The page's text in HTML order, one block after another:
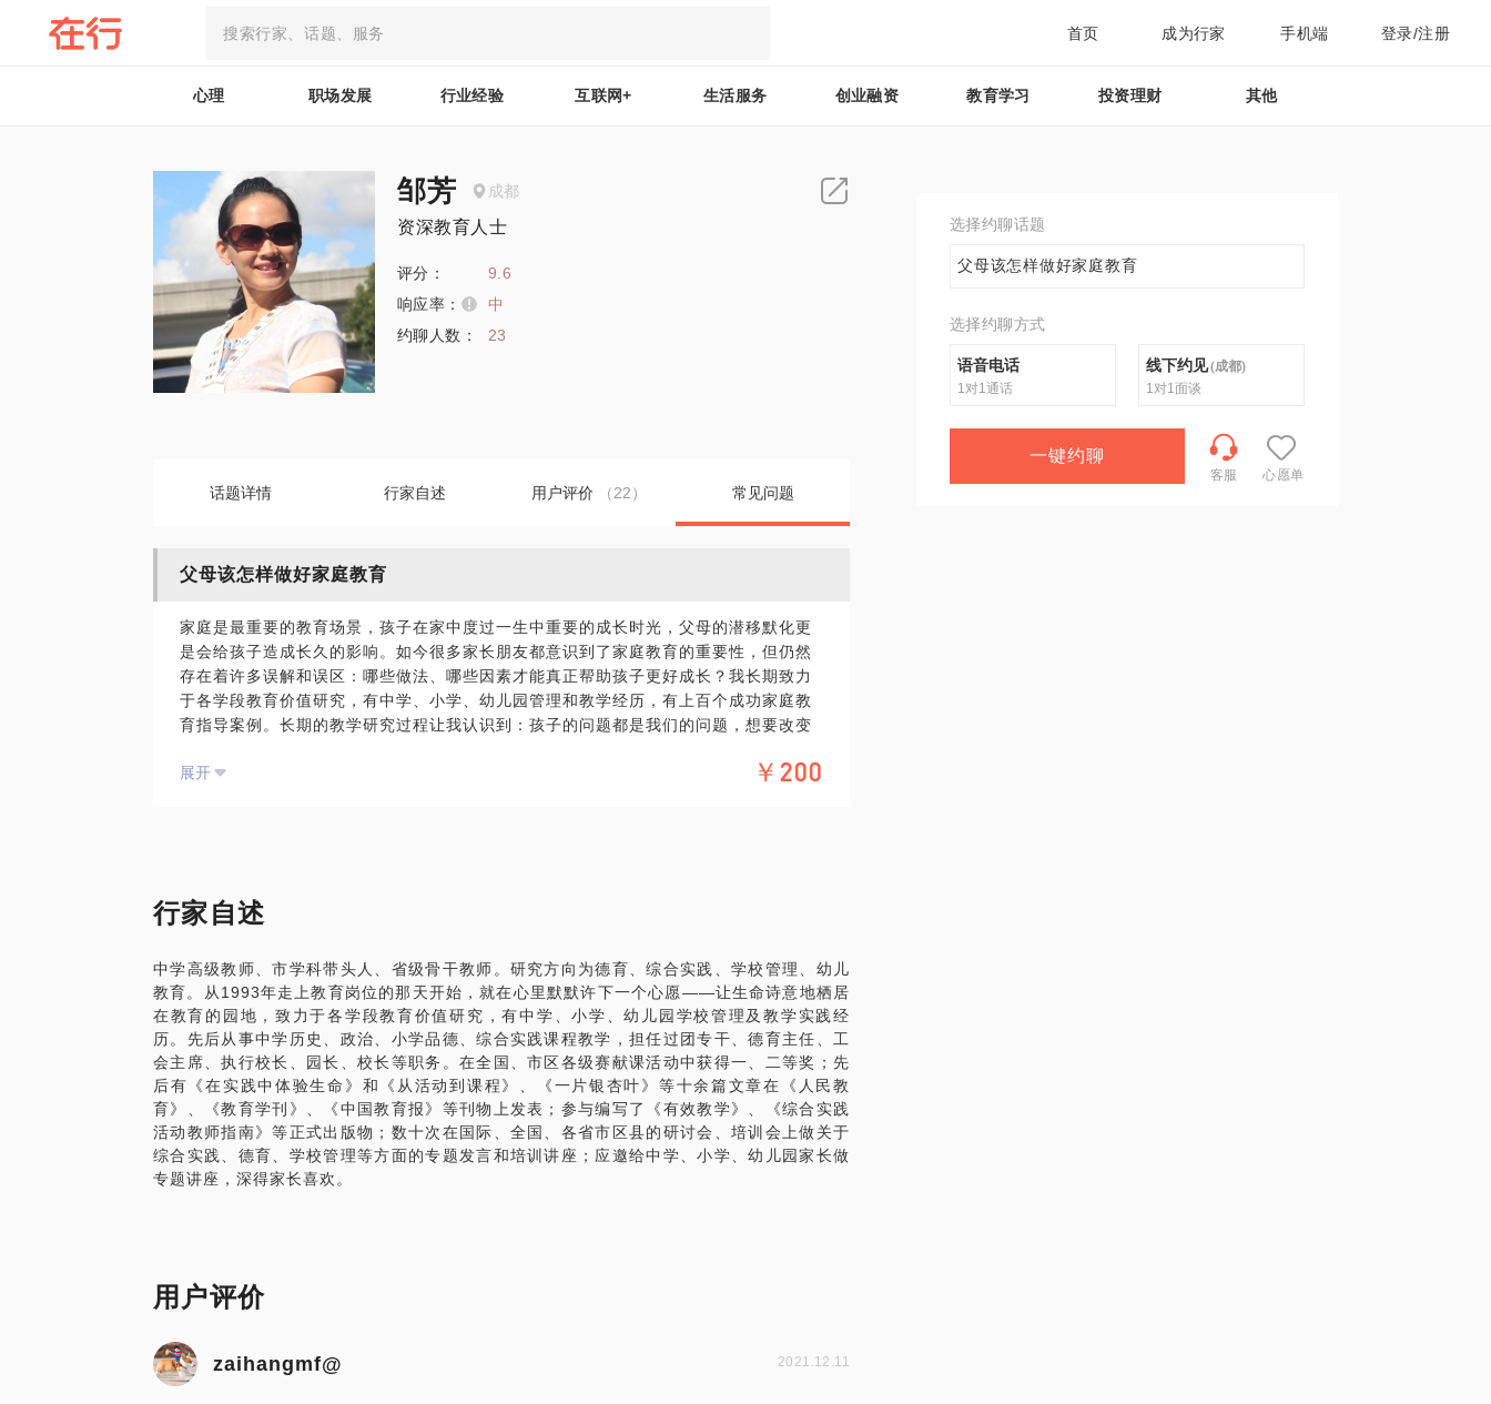
首页 成为行家 手机端 登录/注册
心理 职场发展 行业经验 互联网+ 生活服务 创业融资 教育学习 投资理财 其他
邹芳 成都
资深教育人士
评分：
9.6
响应率：
中
约聊人数：
23
话题详情 行家自述 用户评价 （22） 常见问题
父母该怎样做好家庭教育
家庭是最重要的教育场景，孩子在家中度过一生中重要的成长时光，父母的潜移默化更
是会给孩子造成长久的影响。如今很多家长朋友都意识到了家庭教育的重要性，但仍然
存在着许多误解和误区：哪些做法、哪些因素才能真正帮助孩子更好成长？我长期致力
于各学段教育价值研究，有中学、小学、幼儿园管理和教学经历，有上百个成功家庭教
育指导案例。长期的教学研究过程让我认识到：孩子的问题都是我们的问题，想要改变
则，帮助你从观念开始开始转变：“老板”原则：何处理不好和孩子之间的关系？我来教
用邻居家的孩子要求自己的孩子吗？或许你需要改变一些观念。如果你在教育方面有困
惑，欢迎约见！
能根据家长提供的孩子学习和家庭生活片段和案例很快诊断孩子在不同学段存在的问题
和发展方向，提供有效的解决建议和方法。接待各学段学生家长上百名，家长讲座及分
享人次数千人次。愿意分享教育的感悟和故事，从而寻找不同孩子的教育方法和方式。
想让孩子健康成长，拥有一个更美好的未来？我能帮你
展开 ￥200
行家自述
中学高级教师、市学科带头人、省级骨干教师。研究方向为德育、综合实践、学校管理、幼儿
教育。从1993年走上教育岗位的那天开始，就在心里默默许下一个心愿——让生命诗意地栖居
在教育的园地，致力于各学段教育价值研究，有中学、小学、幼儿园学校管理及教学实践经
历。先后从事中学历史、政治、小学品德、综合实践课程教学，担任过团专干、德育主任、工
会主席、执行校长、园长、校长等职务。在全国、市区各级赛献课活动中获得一、二等奖；先
后有《在实践中体验生命》和《从活动到课程》、《一片银杏叶》等十余篇文章在《人民教
育》、《教育学刊》、《中国教育报》等刊物上发表；参与编写了《有效教学》、《综合实践
活动教师指南》等正式出版物；数十次在国际、全国、各省市区县的研讨会、培训会上做关于
综合实践、德育、学校管理等方面的专题发言和培训讲座；应邀给中学、小学、幼儿园家长做
专题讲座，深得家长喜欢。
用户评价
zaihangmf@ 2021.12.11
选择约聊话题
父母该怎样做好家庭教育
选择约聊方式
语音电话
1对1通话
线下约见(成都)
1对1面谈
一键约聊
客服 心愿单